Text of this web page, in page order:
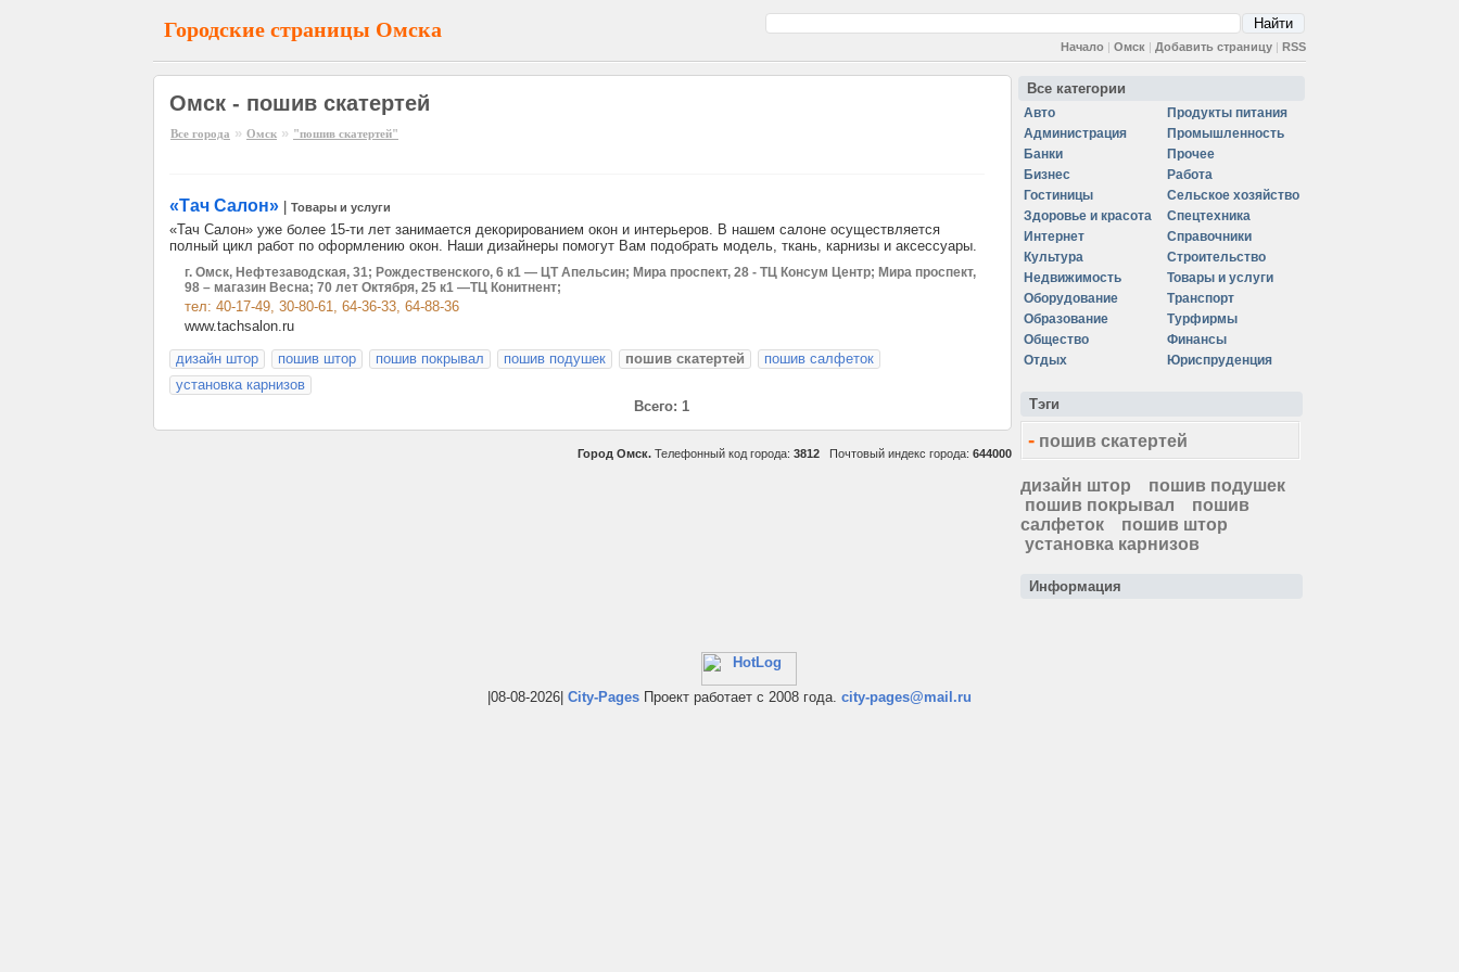
Городские страницы Омска
Начало | Омск | Добавить страницу | RSS
Омск - пошив скатертей
Все города » Омск » "пошив скатертей"
«Тач Салон» Товары и услуги
«Тач Салон» уже более 15-ти лет занимается декорированием окон и интерьеров. В нашем салоне осуществляется
полный цикл работ по оформлению окон. Наши дизайнеры помогут Вам подобрать модель, ткань, карнизы и аксессуары.
г. Омск, Нефтезаводская, 31; Рождественского, 6 к1 — ЦТ Апельсин; Мира проспект, 28 - ТЦ Консум Центр; Мира проспект,
98 – магазин Весна; 70 лет Октября, 25 к1 —ТЦ Конитнент;
тел: 40-17-49, 30-80-61, 64-36-33, 64-88-36
www.tachsalon.ru
дизайн штор
пошив штор пошив покрывал пошив подушек пошив скатертей
пошив салфеток
установка карнизов
Всего: 1
Город Омск. Телефонный код города: 3812 Почтовый индекс города: 644000
Все категории
Авто
Администрация
Банки
Бизнес
Гостиницы
Здоровье и красота
Интернет
Культура
Недвижимость
Оборудование
Образование
Общество
Отдых
Продукты питания
Промышленность
Прочее
Работа
Сельское хозяйство
Спецтехника
Справочники
Строительство
Товары и услуги
Транспорт
Турфирмы
Финансы
Юриспруденция
Тэги
- пошив скатертей
дизайн штор
пошив подушек
пошив покрывал
пошив
салфеток
пошив штор
установка карнизов
Информация
|08-08-2026| City-Pages Проект работает с 2008 года. city-pages@mail.ru